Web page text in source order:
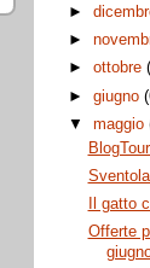
►
►
►ottobre
►giugno
▼maggio
Il gatto
Offerte